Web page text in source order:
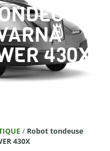
430X
/ Robot tondeuse
430X